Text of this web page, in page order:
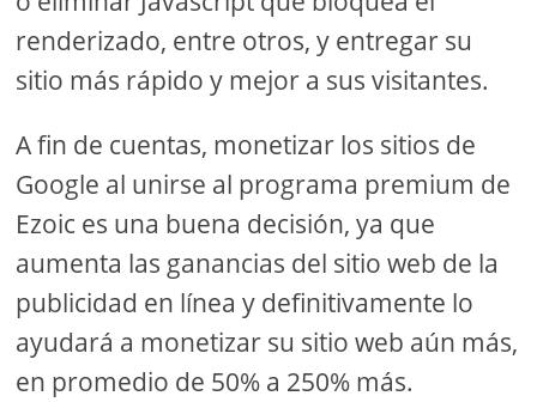
renderizado, entre otros, y entregar su
sitio más rápido y mejor a sus visitantes.
A fin de cuentas, monetizar los sitios de
Google al unirse al programa premium de
Ezoic es una buena decisión, ya que
aumenta las ganancias del sitio web de la
publicidad en línea y definitivamente lo
ayudará a monetizar su sitio web aún más,
en promedio de 50% a 250% más.